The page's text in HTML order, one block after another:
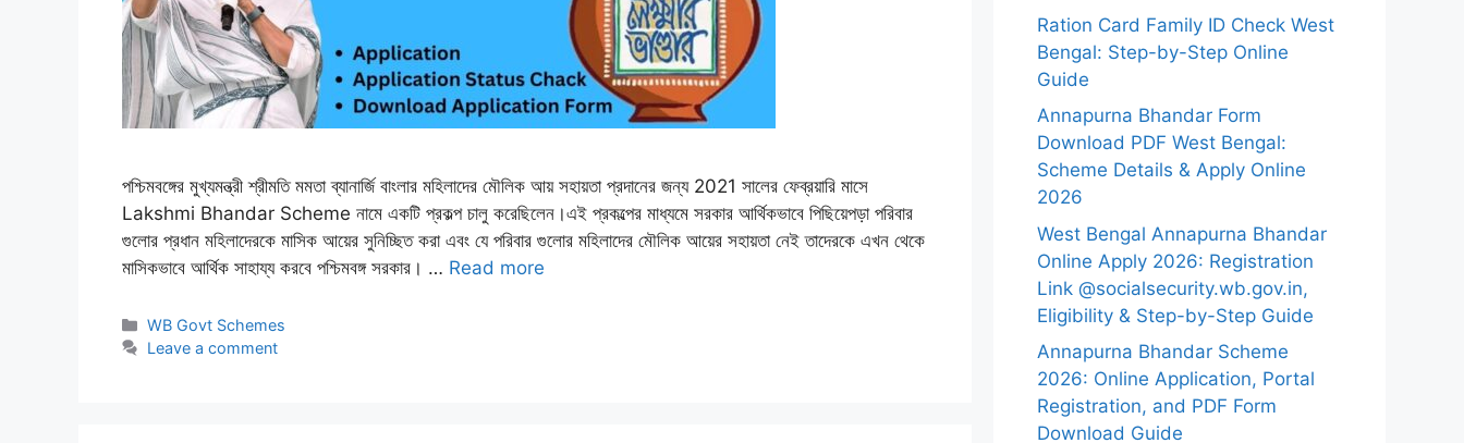
পশ্চিমবঙ্গের মুখ্যমন্ত্রী শ্রীমতি মমতা ব্যানার্জি বাংলার মহিলাদের মৌলিক আয় সহায়তা প্রদানের জন্য 2021 সালের ফেব্রয়ারি মাসে
Lakshmi Bhandar Scheme নামে একটি প্রকল্প চালু করেছিলেন।এই প্রকল্পের মাধ্যমে সরকার আর্থিকভাবে পিছিয়েপড়া পরিবার
গুলোর প্রধান মহিলাদেরকে মাসিক আয়ের সুনিচ্ছিত করা এবং যে পরিবার গুলোর মহিলাদের মৌলিক আয়ের সহায়তা নেই তাদেরকে এখন থেকে
মাসিকভাবে আর্থিক সাহায্য করবে পশ্চিমবঙ্গ সরকার। … Read more
Categories
WB Govt Schemes
Leave a comment
Ration Card Family ID Check West
Bengal: Step-by-Step Online
Guide
Annapurna Bhandar Form
Download PDF West Bengal:
Scheme Details & Apply Online
2026
West Bengal Annapurna Bhandar
Online Apply 2026: Registration
Link @socialsecurity.wb.gov.in,
Eligibility & Step-by-Step Guide
Annapurna Bhandar Scheme
2026: Online Application, Portal
Registration, and PDF Form
Download Guide